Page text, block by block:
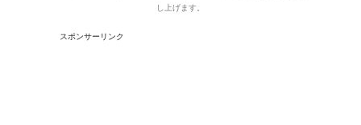
し上げます。
スポンサーリンク